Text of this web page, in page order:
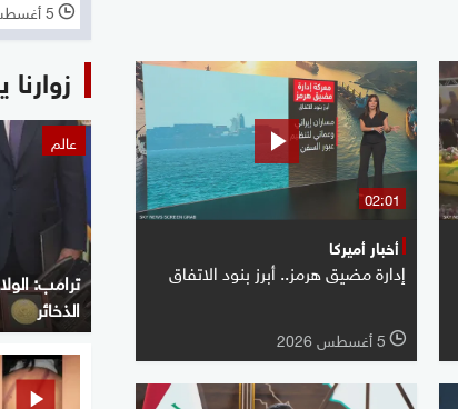
02:01
أخبار أميركا
إدارة مضيق هرمز.. أبرز بنود الاتفاق
l 5 أغسطس 2026
l 5 أغسطس 2026
عالم
ترامب:
الذخائر